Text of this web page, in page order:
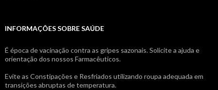
INFORMAÇÕES SOBRE SAÚDE
É época de vacinação contra as gripes sazonais. Solicite a ajuda e
orientação dos nossos Farmacêuticos.
Evite as Constipações e Resfriados utilizando roupa adequada em
transições abruptas de temperatura.